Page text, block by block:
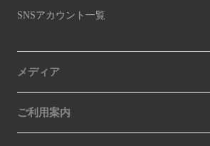
SNSアカウント一覧
メディア
ご利用案内